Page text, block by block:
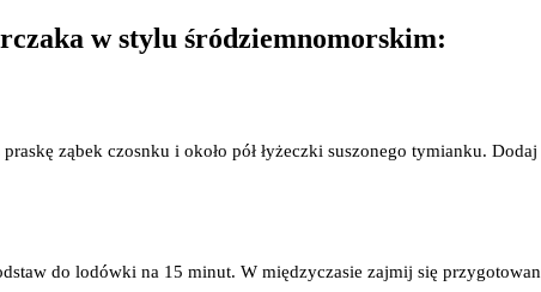
w stylu śródziemnomorskim:
ząbek czosnku i około pół łyżeczki suszonego tymianku.
do lodówki na 15 minut. W międzyczasie zajmij się